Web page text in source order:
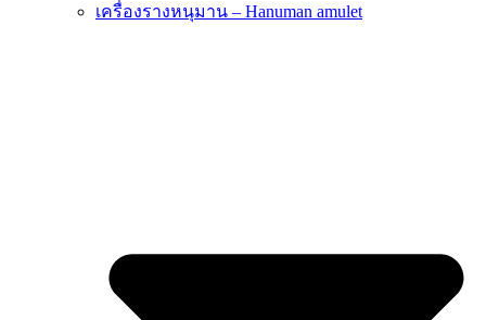
เครื่องรางหนุมาน – Hanuman amulet